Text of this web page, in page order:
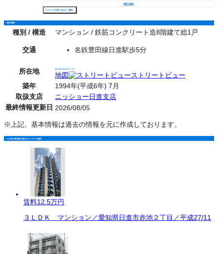
物件の詳細
フォームでお問い合わせ（無料）
物件情報
種別 / 構造 マンション / 鉄筋コンクリート造8階建て総1戸
交通 名鉄豊田線日進駅歩5分
所在地 愛知県日進市栄４丁目
地図
ストリートビュー
築年
1994年(平成6年) 7月
取扱支店
ニッショー日進支店
最終情報更新日 2026/08/05
※上記、基本情報は過去の情報を元に作成しております。
その他の愛知県日進市の３ＬＤＫの物件
賃料12.5万円
３ＬＤＫ マンション／愛知県日進市赤池２丁目／平成27/11